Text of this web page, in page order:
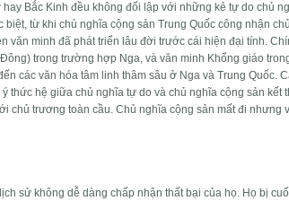
hay Bắc Kinh đều không đối lập với những kẻ tự do chủ
biệt, từ khi chủ nghĩa cộng sản Trung Quốc công nhận
văn minh đã phát triển lâu đời trước cái hiện đại tính.
trong trường hợp Nga, và văn minh Khổng giáo
các văn hóa tâm linh thâm sâu ở Nga và Trung Quốc.
thức hệ giữa chủ nghĩa tự do và chủ nghĩa cộng sản kết
chủ trương toàn cầu. Chủ nghĩa cộng sản mất đi
sử không dễ dàng chấp nhận thất bại của họ. Họ bị